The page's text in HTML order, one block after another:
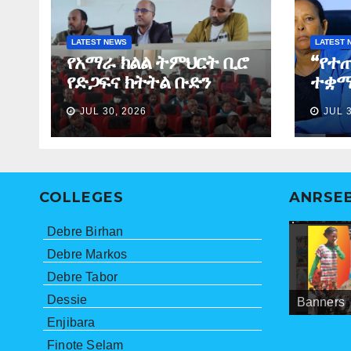
LATEST NEWS
የአማራ ክልል ትምህርት ቢሮ
የድጋፍና ክትትል ቡድን
የማጠቃለያ ግብረ መልስ ሰጠ
JUL 30, 2026
LATEST
JUL
COLLEGES
Debre Birhan
Debre Markos
Debre Tabor
Dessie
Enjibara
Finote Selam
Banners
Meetings